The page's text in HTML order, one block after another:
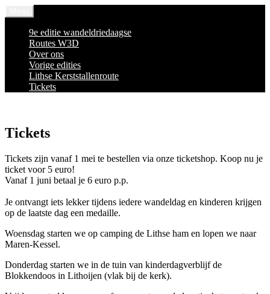
naar
inhoud9e editie wandeldriedaagse
Routes W3D
Over ons
Vorige edities
Lithse Kerststallenroute
Tickets
Tickets
Tickets zijn vanaf 1 mei te bestellen via onze ticketshop. Koop nu je
ticket voor 5 euro!
Vanaf 1 juni betaal je 6 euro p.p.
Je ontvangt iets lekker tijdens iedere wandeldag en kinderen krijgen
op de laatste dag een medaille.
Woensdag starten we op camping de Lithse ham en lopen we naar
Maren-Kessel.
Donderdag starten we in de tuin van kinderdagverblijf de
Blokkendoos in Lithoijen (vlak bij de kerk).